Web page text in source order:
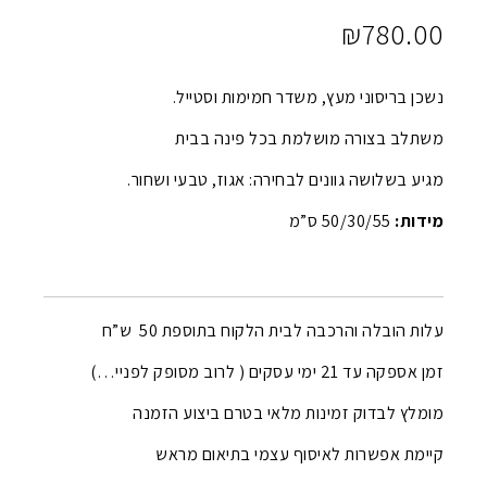
₪780.00
נשכן בריסוני מעץ, משדר חמימות וסטייל.
משתלב בצורה מושלמת בכל פינה בבית
מגיע בשלושה גוונים לבחירה: אגוז, טבעי ושחור.
מידות: 50/30/55 ס”מ
עלות הובלה והרכבה לבית הלקוח בתוספת 50 ש”ח
זמן אספקה עד 21 ימי עסקים ( לרוב מסופק לפניי…)
מומלץ לבדוק זמינות מלאי בטרם ביצוע הזמנה
קיימת אפשרות לאיסוף עצמי בתיאום מראש